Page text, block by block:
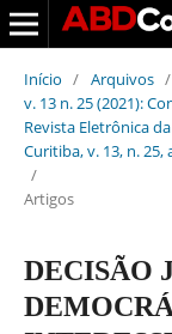
Início / Arquivos /
v. 13 n. 25 (2021):
Revista Eletrônica
Curitiba, v. 13, n. 25,
/
Artigos
DECISÃO